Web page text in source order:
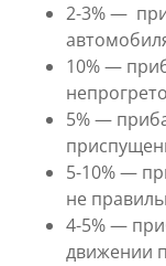
2-3% —
10% —
5% —
5-10% —
не
4-5% —
движении